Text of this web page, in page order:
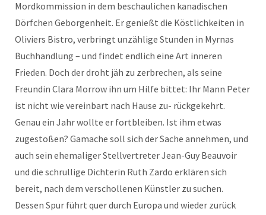
Mordkommission in dem beschaulichen kanadischen
Dörfchen Geborgenheit. Er genießt die Köstlichkeiten in
Oliviers Bistro, verbringt unzählige Stunden in Myrnas
Buchhandlung – und findet endlich eine Art inneren
Frieden. Doch der droht jäh zu zerbrechen, als seine
Freundin Clara Morrow ihn um Hilfe bittet: Ihr Mann Peter
ist nicht wie vereinbart nach Hause zu- rückgekehrt.
Genau ein Jahr wollte er fortbleiben. Ist ihm etwas
zugestoßen? Gamache soll sich der Sache annehmen, und
auch sein ehemaliger Stellvertreter Jean-Guy Beauvoir
und die schrullige Dichterin Ruth Zardo erklären sich
bereit, nach dem verschollenen Künstler zu suchen.
Dessen Spur führt quer durch Europa und wieder zurück